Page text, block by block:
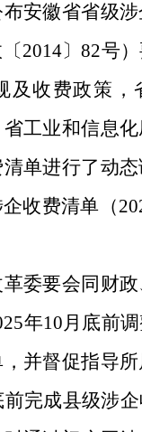
安徽省省级
2014〕82号
及收费政策，
工业和信息
单进行了动
企收费清单（
委要会同财
年10月底前
并督促指导所
前完成县级涉